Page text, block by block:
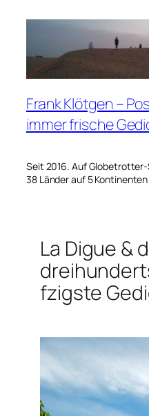
Frank Klötgen –
immer frische
Seit 2016. Auf
38 Länder auf 5 Kontinenten
La Digue &
fzigste